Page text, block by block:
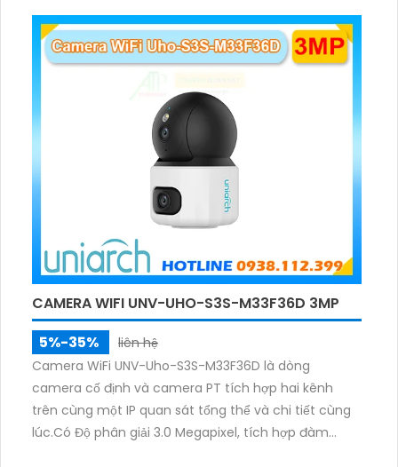
ánh sáng. Kết hợp hồng ngoại và đèn ấm cho hình
ảnh có màu trong nhiều điều kiện khác nhau trong
phạm vi 3m.
CAMERA WIFI UNV-UHO-S3S-M33F36D 3MP
5%-35%
liên hệ
Camera WiFi UNV-Uho-S3S-M33F36D là dòng
camera cố định và camera PT tích hợp hai kênh
trên cùng một IP quan sát tổng thể và chi tiết cùng
lúc.Có Độ phân giải 3.0 Megapixel, tích hợp đàm